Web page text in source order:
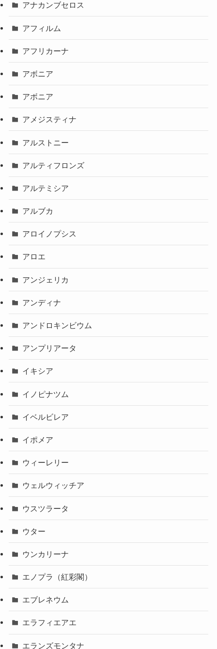
アナカンブセロス
アフィルム
アフリカーナ
アボニア
アボニア
アメジスティナ
アルストニー
アルティフロンズ
アルテミシア
アルブカ
アロイノプシス
アロエ
アンジェリカ
アンディナ
アンドロキンビウム
アンプリアータ
イキシア
イノピナツム
イベルビレア
イポメア
ウィーレリー
ウェルウィッチア
ウスツラータ
ウター
ウンカリーナ
エノプラ（紅彩閣）
エブレネウム
エラフィエアエ
エランズモンタナ